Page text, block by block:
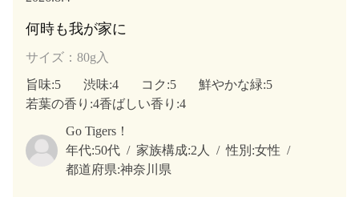
何時も我が家に
サイズ：80g入
旨味:5 渋味:4 コク :5 鮮やかな緑:5
若葉の香り :4香ばしい香り :4
Go Tigers！
年代:50代 家族構成:2人 性別:女性
都道府県:神奈川県